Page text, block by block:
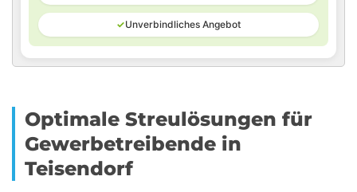
✓Unverbindliches Angebot
Optimale Streulösungen für
Gewerbetreibende in
Teisendorf